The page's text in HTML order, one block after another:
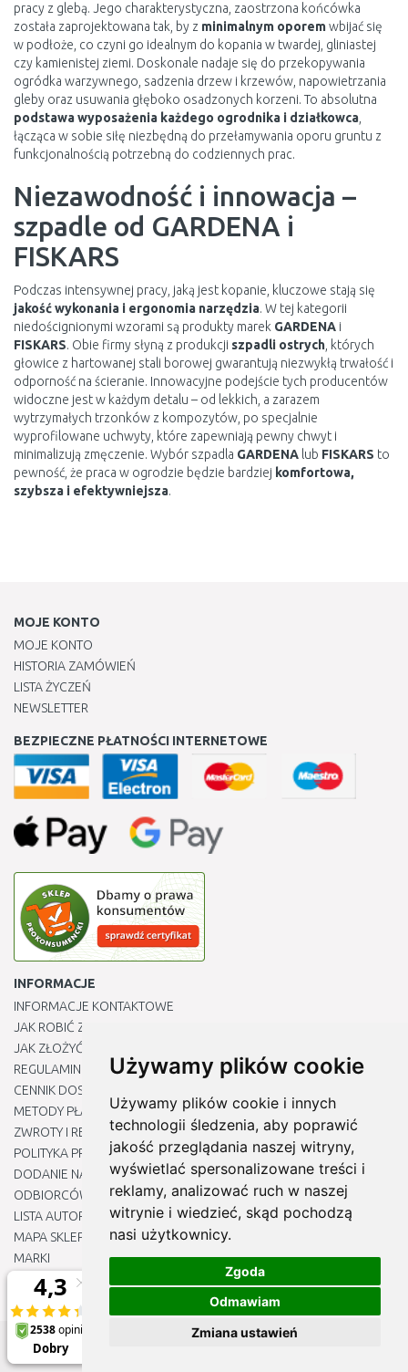
Używamy plików cookie
Używamy plików cookie i innych
technologii śledzenia, aby poprawić
jakość przeglądania naszej witryny,
wyświetlać spersonalizowane treści i
reklamy, analizować ruch w naszej
witrynie i wiedzieć, skąd pochodzą
nasi użytkownicy.
Zgoda
Odmawiam
Zmiana ustawień
pracy z glebą. Jego charakterystyczna, zaostrzona końcówka
została zaprojektowana tak, by z minimalnym oporemwbijać się
w podłoże, co czyni go idealnym do kopania w twardej, gliniastej
czy kamienistej ziemi. Doskonale nadaje się do przekopywania
ogródka warzywnego, sadzenia drzew i krzewów, napowietrzania
gleby oraz usuwania głęboko osadzonych korzeni. To absolutna
podstawa wyposażenia każdego ogrodnika i działkowca
łącząca w sobie siłę niezbędną do przełamywania oporu gruntu z
funkcjonalnością potrzebną do codziennych prac.
Niezawodność i innowacja –
szpadle od GARDENA i
FISKARS
Podczas intensywnej pracy, jaką jest kopanie, kluczowe stają się
jakość wykonania i ergonomia narzędzia. W tej kategorii
niedoścignionymi wzorami są produkty marek GARDENA i
FISKARS. Obie firmy słyną z produkcji szpadli ostrych , których
głowice z hartowanej stali borowej gwarantują niezwykłą trwałość i
odporność na ścieranie. Innowacyjne podejście tych producentów
widoczne jest w każdym detalu – od lekkich, a zarazem
wytrzymałych trzonków z kompozytów, po specjalnie
wyprofilowane uchwyty, które zapewniają pewny chwyt i
minimalizują zmęczenie. Wybór szpadla GARDENA lub FISKARS to
pewność, że praca w ogrodzie będzie bardziej komfortowa,
szybsza i efektywniejsza.
MOJE KONTO
MOJE KONTO
HISTORIA ZAMÓWIEŃ
LISTA ŻYCZEŃ
NEWSLETTER
BEZPIECZNE PŁATNOŚCI INTERNETOWE
INFORMACJE
INFORMACJE KONTAKTOWE
JAK ROBIĆ ZAKUPY ?
JAK ZŁOŻYĆ REKLAMACJĘ
REGULAMIN
CENNIK DOSTAWY
METODY PŁATNOŚCI
ZWROTY I REKLAMACJE PRODUKTÓW
POLITYKA PRYWATNOŚCI
DODANIE NASZYCH ADRESÓW E-MAIL DO LISTY ZAUFANYCH
ODBIORCÓW
LISTA AUTORYZOWANYCH CENTRÓW SERWISOWYCH
MAPA SKLEPU
MARKI
BLOGU
EDYTUJ MOJE PREFERENCJE DOTYCZĄCE PLIKÓW COOKIE
© 2012 - 2026